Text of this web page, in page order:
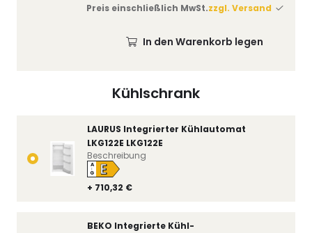
Kühlschrank
LAURUS Integrierter Kühlautomat
LKG122E LKG122E
+ 710,32 €
A
↑
G E
Beschreibung
BEKO Integrierte Kühl-
Preis einschließlich MwSt.zzgl. Versand
In den Warenkorb legen